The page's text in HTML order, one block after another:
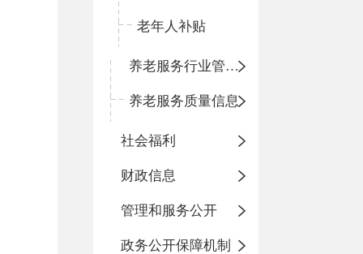
老年人补贴
养老服务行业管理信息
养老服务质量信息
社会福利
财政信息
管理和服务公开
政务公开保障机制